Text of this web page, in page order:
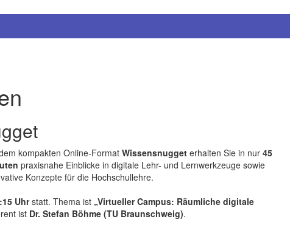
kompakten Online-Format Wissensnuggeterhalten Sie in nur 45
praxisnahe Einblicke in digitale Lehr- und Lernwerkzeuge sowie
Konzepte für die Hochschullehre.
Uhrstatt. Thema ist „Virtueller Campus: Räumliche digitale
ist Dr. Stefan Böhme (TU Braunschweig).